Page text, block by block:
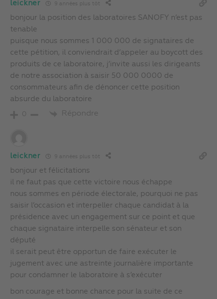
leickner 9 années plus tôt
bonjour la position des laboratoires SANOFY n’est pas
tenable
puisque nous sommes 1 000 000 de signataires de
cette pétition, il conviendrait d’appeler au boycott des
produits de ce laboratoire, j’invite aussi les dirigeants
de notre association à saisir 50 000 0000 de
consommateurs afin de dénoncer cette position
absurde du laboratoire
0 Répondre
leickner 9 années plus tôt
bonjour et félicitations
il ne faut pas que cette victoire nous échappe
nous sommes en période électorale, pourquoi ne pas
saisir l’occasion et interpeller chaque candidat à la
présidence avec un engagement sur ce point et que
chaque signataire interpelle son sénateur et son
député
il serait peut être opportun de faire exécuter le
jugement avec une astreinte journalière importante
pour condamner le laboratoire à s’exécuter
bon courage et bonne chance pour la suite de ce